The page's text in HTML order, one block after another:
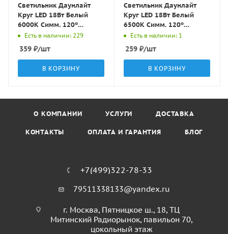
Светильник Даунлайт
Круг LED 18Вт Белый
6000K Симм. 120º
1259Лм D120х20мм LBT
Есть в наличии: 229
359 ₽/шт
В КОРЗИНУ
Светильник Даунлайт
Круг LED 18Вт Белый
6500K Симм. 120º
1200Лм D175х20мм WR-
018 LBT
Есть в наличии: 1
259 ₽/шт
В КОРЗИНУ
О КОМПАНИИ УСЛУГИ ДОСТАВКА
КОНТАКТЫ ОПЛАТА И ГАРАНТИЯ БЛОГ
+7(499)322-78-33
79511338133@yandex.ru
г. Москва, Пятницкое ш., 18, ТЦ
Митинский Радиорынок, павильон 70,
цокольный этаж